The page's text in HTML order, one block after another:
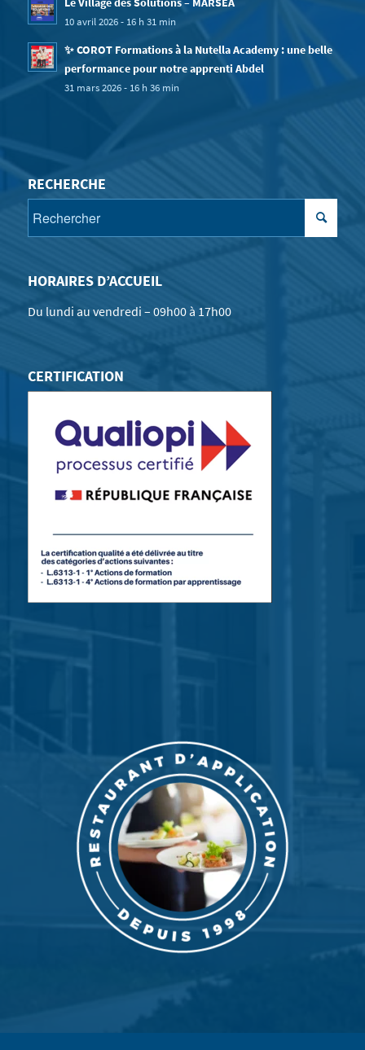
Le Village des Solutions – MARSEA
10 avril 2026 - 16 h 31 min
✨ COROT Formations à la Nutella Academy : une belle
performance pour notre apprenti Abdel
31 mars 2026 - 16 h 36 min
RECHERCHE
HORAIRES D’ACCUEIL
Du lundi au vendredi – 09h00 à 17h00
CERTIFICATION